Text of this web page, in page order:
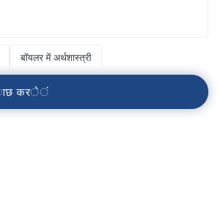
बॉयलर में अर्थशास्त्री
छ करें